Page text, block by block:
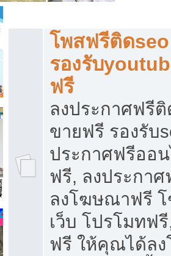
โพสฟรีติด
รองรับ
ฟรี
ลงประกาศฟรีติ
ขายฟรี รองรับ
ประกาศฟรีออ
ฟรี, ลงประกา
ลงโฆษณาฟรี
เว็บ โปรโมทฟ
ฟรี ให้คุณได้ล